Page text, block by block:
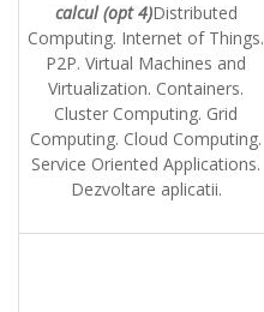
calcul (opt 4)Distributed
Computing. Internet of Things.
P2P. Virtual Machines and
Virtualization. Containers.
Cluster Computing. Grid
Computing. Cloud Computing.
Service Oriented Applications.
Dezvoltare aplicatii.